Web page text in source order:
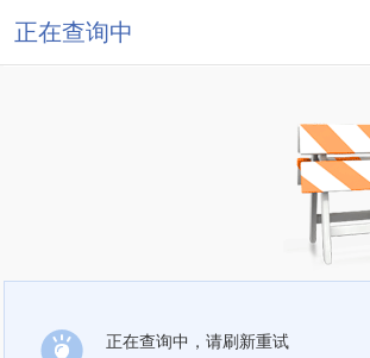
正在查询中
正在查询中，请刷新重试